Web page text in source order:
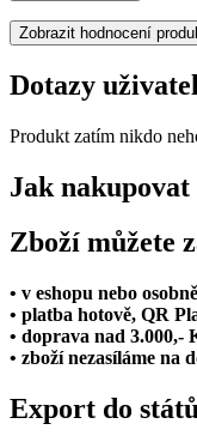
Zobrazit hodnocení
Dotazy
Produkt zatím nikdo
Jak nakupovat
Zboží můžete
• v eshopu nebo osobně
• platba hotově, QR
• doprava nad 3.000,-
• zboží nezasíláme na
Export do